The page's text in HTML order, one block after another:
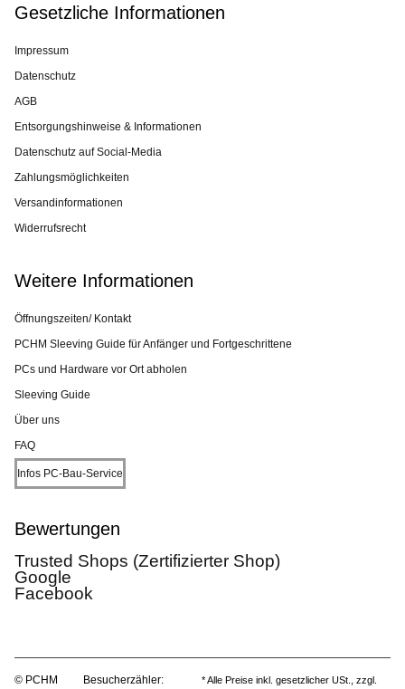
Gesetzliche Informationen
Impressum
Datenschutz
AGB
Entsorgungshinweise & Informationen
Datenschutz auf Social-Media
Zahlungsmöglichkeiten
Versandinformationen
Widerrufsrecht
Weitere Informationen
Öffnungszeiten/ Kontakt
PCHM Sleeving Guide für Anfänger und Fortgeschrittene
PCs und Hardware vor Ort abholen
Sleeving Guide
Über uns
FAQ
Infos PC-Bau-Service
Bewertungen
Trusted Shops (Zertifizierter Shop)
Google
Facebook
© PCHM
Besucherzähler:
* Alle Preise inkl. gesetzlicher USt., zzgl.